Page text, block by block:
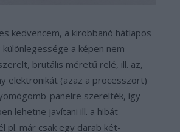
kedvencem, a kirobbanó hátlapos
különlegessége a képen nem
brutális méretű relé, ill. az,
elektronikát (azaz a processzort)
panelre szerelték, így
lehetne javítani ill. a hibát
pl. már csak egy darab két-